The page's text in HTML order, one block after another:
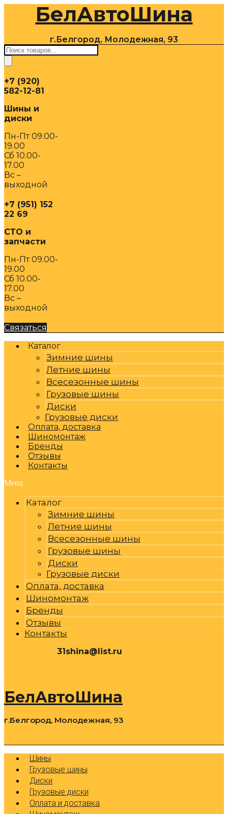
содержимомуБелАвтоШина
г.Белгород, Молодежная, 93
Поиск
товаров
+7 (920)
582-12-81
Шины и
диски
Пн-Пт 09.00-
19.00
Сб 10.00-
17.00
Вс –
выходной
+7 (951) 152
22 69
СТО и
запчасти
Пн-Пт 09.00-
19.00
Сб 10.00-
17.00
Вс –
выходной
Связаться
Каталог
Зимние шины
Летние шины
Всесезонные шины
Грузовые шины
Диски
Грузовые диски
Оплата, доставка
Шиномонтаж
Бренды
Отзывы
Контакты
Menu
Каталог
Зимние шины
Летние шины
Всесезонные шины
Грузовые шины
Диски
Грузовые диски
Оплата, доставка
Шиномонтаж
Бренды
Отзывы
Контакты
31shina@list.ru
БелАвтоШина
г.Белгород, Молодежная, 93
Шины
Грузовые шины
Диски
Грузовые диски
Оплата и доставка